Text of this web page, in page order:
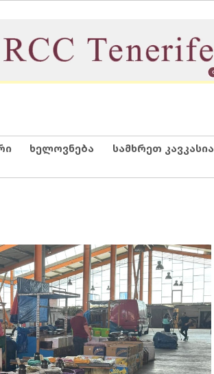
ხელოვნება სამხრეთ კავკასია